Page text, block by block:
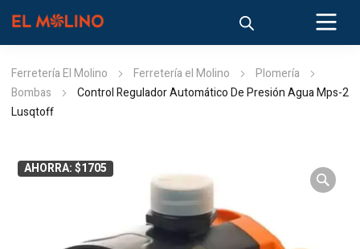
Ferretería El Molino Ferretería el Molino
Plomería
Bombas
Control Regulador Automático De Presión Agua Mps-2
Lusqtoff
AHORRA: $1705